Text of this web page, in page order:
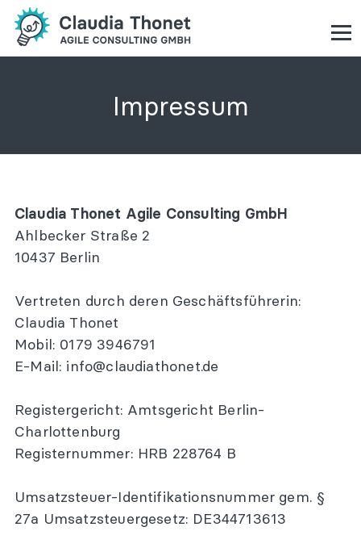
Inhalt
springen
Offene Ausbildungen
Agile Coach Ausbildung
Inhouse Ausbildungen
Kommunikationstrainer Ausbildung
Agile Führung Ausbildung
Master Class und Weiterbildungen
Moderation Masterclass
Weiterbildungen
KI für Coaches
Veränderung gestalten
Retros effektiv gestalten
Impressum
Claudia Thonet Agile Consulting GmbH
Ahlbecker Straße 2
10437 Berlin
Vertreten durch deren Geschäftsführerin:
Claudia Thonet
Mobil: 0179 3946791
E-Mail: info@claudiathonet.de
Registergericht: Amtsgericht Berlin-
Charlottenburg
Registernummer: HRB 228764 B
Umsatzsteuer-Identifikationsnummer gem. §
27a Umsatzsteuergesetz: DE344713613